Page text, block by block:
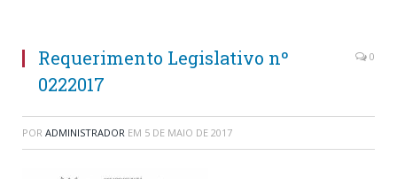
Requerimento Legislativo nº
0222017
0
POR ADMINISTRADOR EM 5 DE MAIO DE 2017